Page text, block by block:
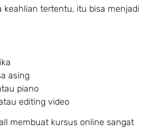
keahlian tertentu, itu bisa menjadi
asing
piano
editing video
membuat kursus online sangat